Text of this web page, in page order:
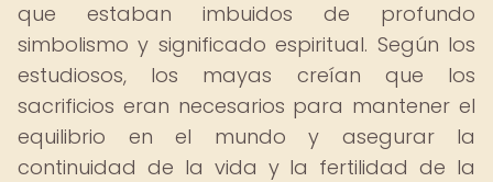
que estaban imbuidos de profundo
simbolismo y significado espiritual. Según los
estudiosos, los mayas creían que los
sacrificios eran necesarios para mantener el
equilibrio en el mundo y asegurar la
continuidad de la vida y la fertilidad de la